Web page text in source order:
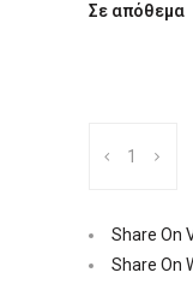
Σε απόθεμα
Ιστορίες
Εκδόσεις
Share On
Share On